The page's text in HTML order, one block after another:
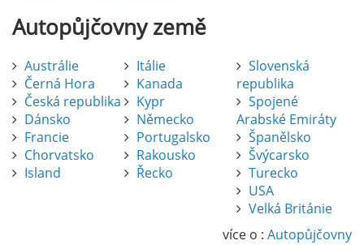
Autopůjčovnyzemě
Austrálie
Černá Hora
Česká republika
Dánsko
Francie
Chorvatsko
Island
Itálie
Kanada
Kypr
Německo
Portugalsko
Rakousko
Řecko
Slovenská
republika
Spojené
Arabské Emiráty
Španělsko
Švýcarsko
Turecko
USA
Velká Británie
více o : Autopůjčovny
Pronájem auta na letišti Alicante
Půjčení auta na letišti v Alicante je výborný
způsob, jak pohodlně objevovat město i jeho